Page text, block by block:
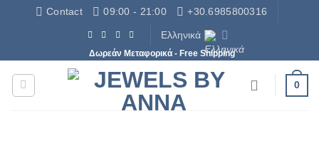
ΜετάβασηContact 09:00 - 21:00 +30.6985800316
Ελληνικά
Δωρεάν Μεταφορικά - Free Shipping
0